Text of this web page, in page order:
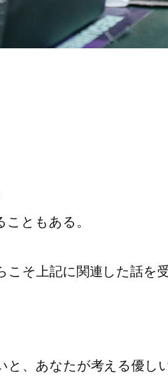
ともある。
そ上記に関連した話を
、あなたが考える優し